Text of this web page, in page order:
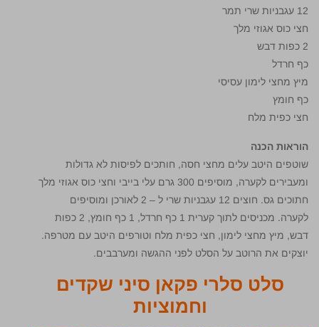
12 עגבניות שרי תמר
חצי כוס אגוזי מלך
2 כפות דבש
כף חרדל
מיץ מחצי לימון עסיסי
כף חומץ
חצי כפית מלח
הוראות הכנה
שוטפים היטב עלים מחצי חסה, חותכים לפיסות לא גדולות
ומעבירים לקערה, מוסיפים 300 גרם עלי בייבי וחצי כוס אגוזי מלך
חתוכים גס. חוצים 12 עגבניות שרי ל – 2 לאורכן ומוסיפים
לקערה. מכניסים לתוך קערית 1 כף חרדל, 1 כף חומץ, 2 כפות
דבש, מיץ מחצי לימון, חצי כפית מלח וטורפים היטב עם מטרפה.
יוצקים את הרוטב על הסלט לפני ההגשה ומערבבים.
סלט סלרי פקאן סיני שקדים
וחמוציות